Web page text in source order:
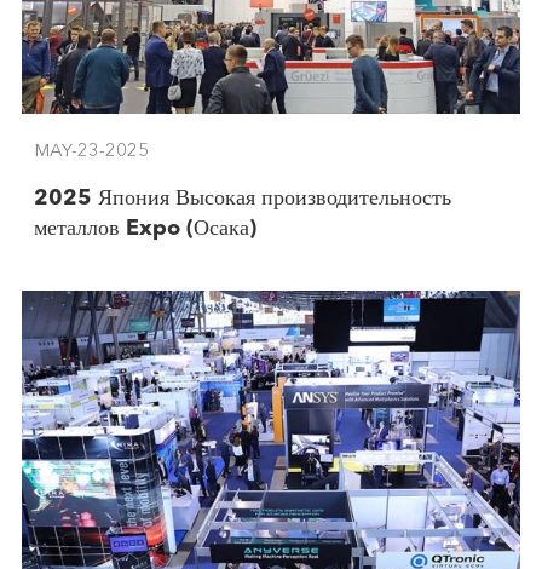
MAY-23-2025
2025 Япония Высокая производительность
металлов Expo (Осака)